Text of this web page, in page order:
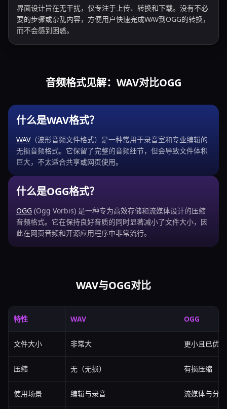
界面设计旨在无干扰，仅专注于上传、转换和下载。没有不必
要的步骤或杂乱内容，方便用户快速完成WAV到OGG的转换，
而不会感到困惑。
音频格式见解：WAV对比OGG
什么是WAV格式？
WAV（波形音频文件格式）是一种常用于录音室和专业编辑的
无损音频格式。它保留了完整的音频细节，但会导致文件体积
巨大，不太适合共享或网页使用。
什么是OGG格式？
OGG (Ogg Vorbis) 是一种专为高效存储和流媒体设计的压缩
音频格式。它在保持良好音质的同时显著减小了文件大小，因
此在网页音频和开源应用程序中非常流行。
WAV与OGG对比
特性 WAV OGG
文件大小 非常大 更小且已优化
压缩 无（无损） 有损压缩
使用场景 编辑与录音 流媒体与分享